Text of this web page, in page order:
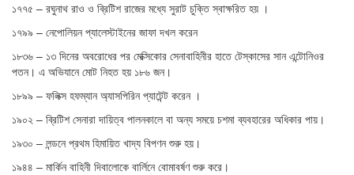
১৭৭৫ – রঘুনাথ রাও ও ব্রিটিশ রাজের মধ্যে সুরাট চুক্তি স্বাক্ষরিত হয় ।
১৭৯৯ – নেপোলিয়ন প্যালেস্টাইনের জাফা দখল করেন
১৮৩৬ – ১৩ দিনের অবরোধের পর মেক্সিকোর সেনাবাহিনীর হাতে টেস্কাসের সান এন্টোনিওর
পতন। এ অভিযানে মোট নিহত হয় ১৮৬ জন।
১৮৯৯ – ফলিক্স হফম্যান অ্যাসপিরিন প্যাটেন্ট করেন ।
১৯০২ – ব্রিটিশ সেনারা দায়িত্ব পালনকালে বা অন্য সময়ে চশমা ব্যবহারের অধিকার পায়।
১৯৩০ – লন্ডনে প্রথম হিমায়িত খাদ্য বিপণন শুরু হয়।
১৯৪৪ – মার্কিন বাহিনী দিবালোকে বার্লিনে বোমাবর্ষণ শুরু করে।